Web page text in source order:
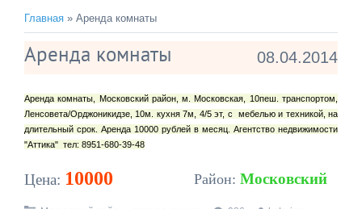
Главная » Аренда комнаты
08.04.2014
Аренда комнаты
Аренда комнаты, Московский район, м. Московская, 10пеш. транспортом,
Ленсовета/Орджоникидзе, 10м. кухня 7м, 4/5 эт, с мебелью и техникой, на
длительный срок. Аренда 10000 рублей в месяц. Агентство недвижимости
"Аттика" тел: 8951-680-39-48
Цена: 10000 Район: Московский